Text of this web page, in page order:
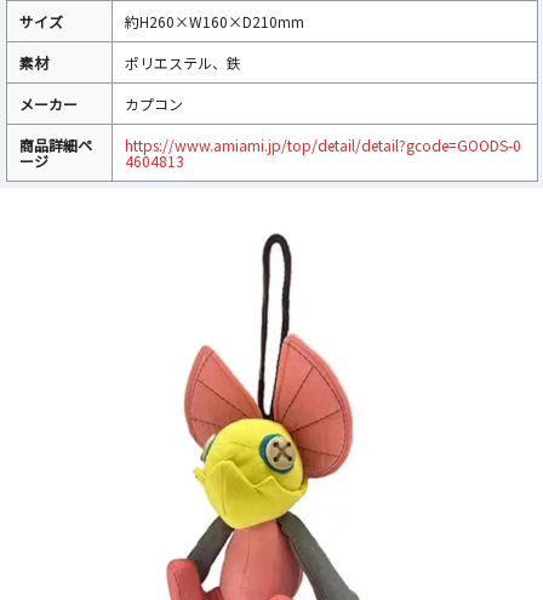
サイズ
約H260×W160×D210mm
素材
ポリエステル、鉄
メーカー
カプコン
商品詳細ペ
ージ
https://www.amiami.jp/top/detail/detail?gcode=GOODS-0
4604813